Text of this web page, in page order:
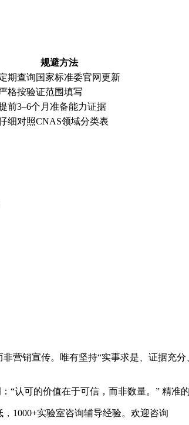
规避方法
期查询国家标准委官网更新
格按验证范围填写
前3–6个月准备能力证据
细对照CNAS领域分类表
非营销宣传。唯有坚持“实事求是、证据充
“认可的价值在于可信，而非数量。” 精
1000+实验室咨询辅导经验。欢迎咨询